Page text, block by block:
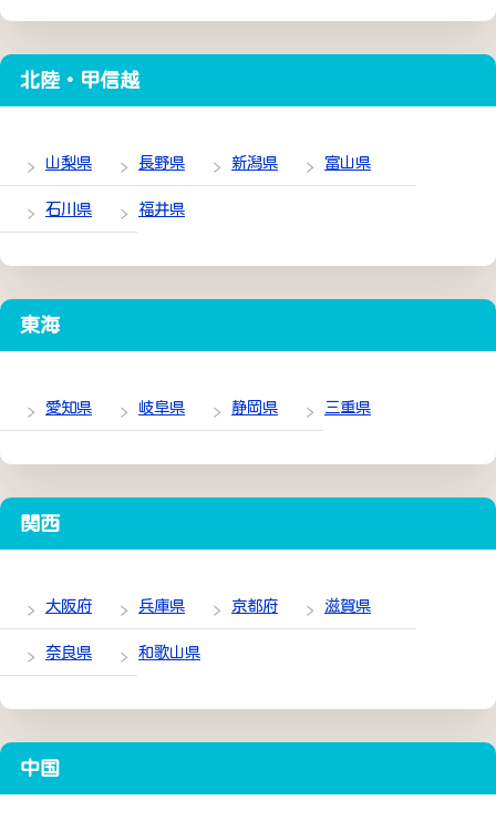
北陸・甲信越
山梨県 長野県 新潟県 富山県
石川県 福井県
東海
愛知県 岐阜県 静岡県 三重県
関西
大阪府 兵庫県 京都府 滋賀県
奈良県 和歌山県
中国